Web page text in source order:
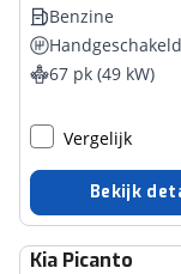
Benzine
Handgeschakeld
67 pk (49 kW)
Vergelijk
Bekijk
Kia Picanto